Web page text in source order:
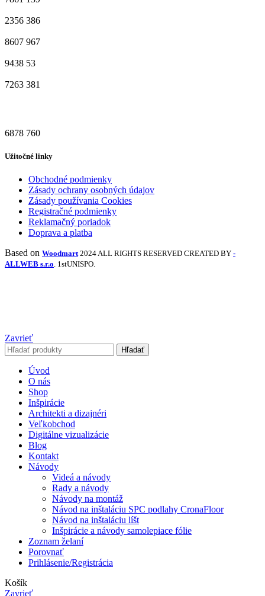
2356 386
8607 967
9438 53
7263 381
6878 760
Užitočné linky
Obchodné podmienky
Zásady ochrany osobných údajov
Zásady používania Cookies
Registračné podmienky
Reklamačný poriadok
Doprava a platba
Based on Woodmart 2024 ALL RIGHTS RESERVED CREATED BY -
ALLWEB s.r.o. 1stUNISPO.
Zavrieť
Hľadať
Úvod
O nás
Shop
Inšpirácie
Architekti a dizajnéri
Veľkobchod
Digitálne vizualizácie
Blog
Kontakt
Návody
Videá a návody
Rady a návody
Návody na montáž
Návod na inštaláciu SPC podlahy CronaFloor
Návod na inštaláciu líšt
Inšpirácie a návody samolepiace fólie
Zoznam želaní
Porovnať
Prihlásenie/Registrácia
Košík
Zavrieť